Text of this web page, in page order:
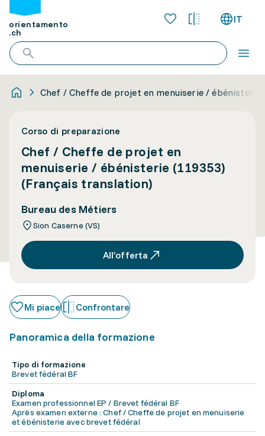
orientamento
.ch
IT
Chef / Cheffe de projet en menuiserie /
Corso di preparazione
Chef / Cheffe de projet en
menuiserie / ébénisterie (119353)
(Français translation)
Bureau des Métiers
Sion Caserne (VS)
All’offerta
Mi piace Confrontare
Panoramica della formazione
Tipo di formazione
Brevet fédéral BF
Diploma
Examen professionnel EP / Brevet fédéral BF
Après examen externe : Chef / Cheffe de projet en menuiserie
et ébénisterie avec brevet fédéral